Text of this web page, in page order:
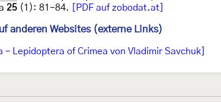
25 (1): 81-84. [PDF auf zobodat.at]
anderen Websites (externe Links)
– Lepidoptera of Crimea von Vladimir Savchuk]